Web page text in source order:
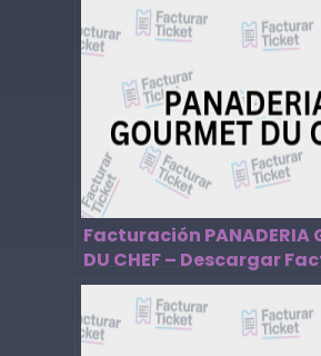
Facturación PANADERIA
DU CHEF – Descargar